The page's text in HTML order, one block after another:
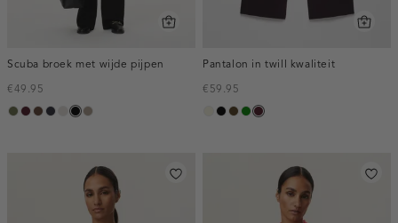
Scuba broek met wijde pijpen
€49.95
groen,
pruim,
donkerbruin
blauw,
kitzwarttaupe,
Pantalon in twill kwaliteit
€59.95
ecru
zwart
toffee
groen
pruim,